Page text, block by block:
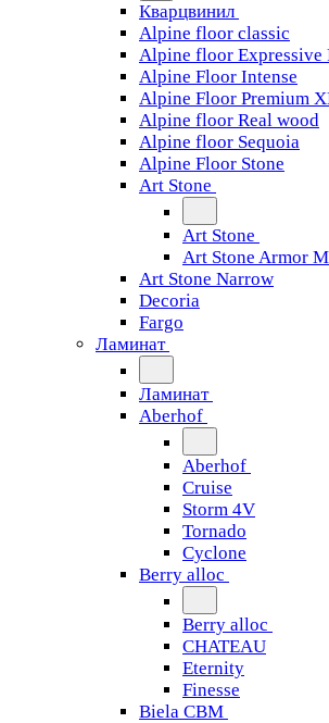
Кварцвинил
Alpine floor classic
Alpine floor Expressive
Alpine Floor Intense
Alpine Floor Premium
Alpine floor Real wood
Alpine floor Sequoia
Alpine Floor Stone
Art Stone
Art Stone
Art Stone Armor
Art Stone Narrow
Decoria
Fargo
Ламинат
Ламинат
Aberhof
Aberhof
Cruise
Storm 4V
Tornado
Сyclone
Berry alloc
Berry alloc
CHATEAU
Eternity
Finesse
Biela CBM